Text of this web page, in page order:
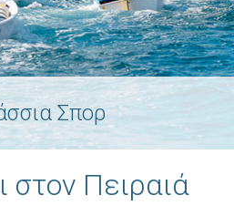
Σπορ
στον Πειραιά